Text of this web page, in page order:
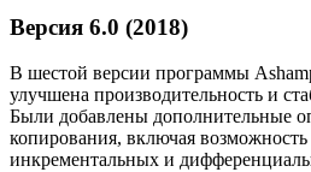
Версия 6.0 (2018)
В шестой версии программы
улучшена производительность и
Были добавлены дополнительные
копирования, включая возможность
инкрементальных и